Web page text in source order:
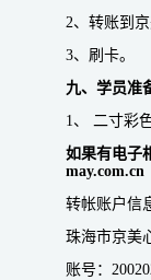
2、转账到京
3、刷卡。
九、学员准
1、 二寸彩
如果有电子
may.com.cn
转帐账户信
珠海市京美
账号：